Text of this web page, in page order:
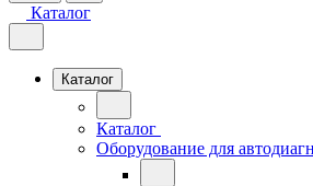
Каталог
Каталог
Каталог
Оборудование для